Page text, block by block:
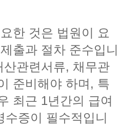
한 것은 법원이 요
출과 절차 준수입니
관련서류, 채무관
준비해야 하며, 특
최근 1년간의 급여
수증이 필수적입니